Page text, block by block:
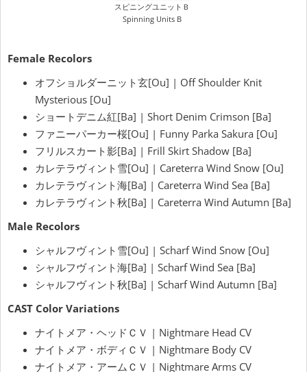
スピニングユニットＢ
Spinning Units B
Female Recolors
オフショルダーニット玄[Ou] | Off Shoulder Knit
Mysterious [Ou]
ショートデニム紅[Ba] | Short Denim Crimson [Ba]
ファニーパーカー桜[Ou] | Funny Parka Sakura [Ou]
フリルスカート影[Ba] | Frill Skirt Shadow [Ba]
カレテラヴィント雪[Ou] | Careterra Wind Snow [Ou]
カレテラヴィント海[Ba] | Careterra Wind Sea [Ba]
カレテラヴィント秋[Ba] | Careterra Wind Autumn [Ba]
Male Recolors
シャルフヴィント雪[Ou] | Scharf Wind Snow [Ou]
シャルフヴィント海[Ba] | Scharf Wind Sea [Ba]
シャルフヴィント秋[Ba] | Scharf Wind Autumn [Ba]
CAST Color Variations
ナイトメア・ヘッドＣＶ | Nightmare Head CV
ナイトメア・ボディＣＶ | Nightmare Body CV
ナイトメア・アームＣＶ | Nightmare Arms CV